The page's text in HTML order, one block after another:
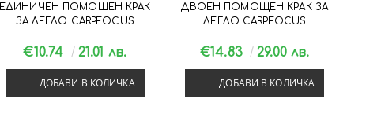
ЕДИНИЧЕН ПОМОЩЕН КРАК
ЗА ЛЕГЛО CARPFOCUS
€10.74 21.01 лв.
ДОБАВИ В КОЛИЧКА
ДВОЕН ПОМОЩЕН КРАК ЗА
ЛЕГЛО CARPFOCUS
€14.83 29.00 лв.
ДОБАВИ В КОЛИЧКА